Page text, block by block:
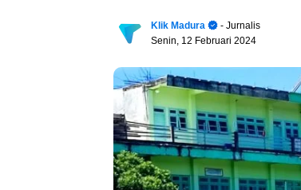
Klik Madura
- Jurnalis
Senin, 12 Februari 2024